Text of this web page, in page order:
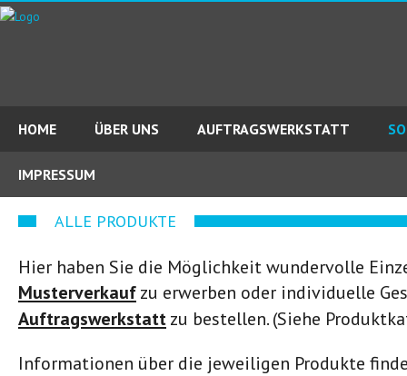
HOME ÜBER UNS AUFTRAGSWERKSTATT
IMPRESSUM
ALLE PRODUKTE
Hier haben Sie die Möglichkeit wundervolle
Musterverkaufzu erwerben oder individuelle
Auftragswerkstattzu bestellen. (Siehe
Informationen über die jeweiligen Produkte